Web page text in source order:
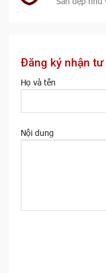
Đăng ký nhận tư
Họ và tên
Nội dung